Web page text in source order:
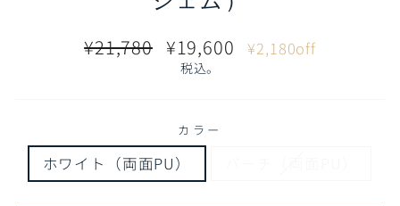
通
¥21,780
販
売
¥19,600 ¥2,180off
税込。
カラー
ホワイト（両面PU）